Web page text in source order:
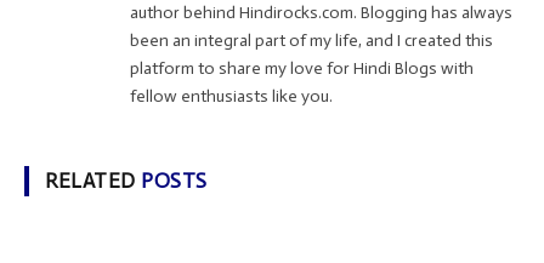
author behind Hindirocks.com. Blogging has always
been an integral part of my life, and I created this
platform to share my love for Hindi Blogs with
fellow enthusiasts like you.
RELATED POSTS